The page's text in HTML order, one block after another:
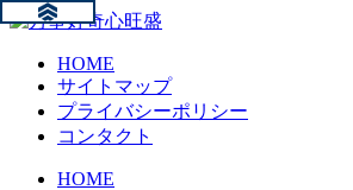
HOME
サイトマップ
プライバシーポリシー
コンタクト
HOME